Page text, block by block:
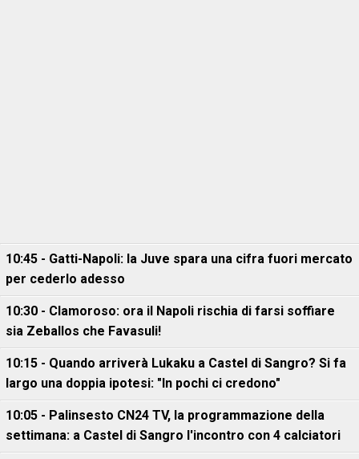
10:45 - Gatti-Napoli: la Juve spara una cifra fuori mercato
per cederlo adesso
10:30 - Clamoroso: ora il Napoli rischia di farsi soffiare
sia Zeballos che Favasuli!
10:15 - Quando arriverà Lukaku a Castel di Sangro? Si fa
largo una doppia ipotesi: "In pochi ci credono"
10:05 - Palinsesto CN24 TV, la programmazione della
settimana: a Castel di Sangro l'incontro con 4 calciatori